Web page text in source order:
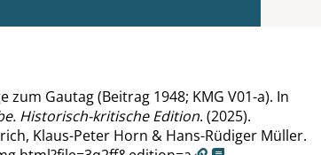
zum Gautag (Beitrag 1948; KMG V01-a). In
Historisch-kritische Edition. (2025).
Klaus-Peter Horn & Hans-Rüdiger Müller.